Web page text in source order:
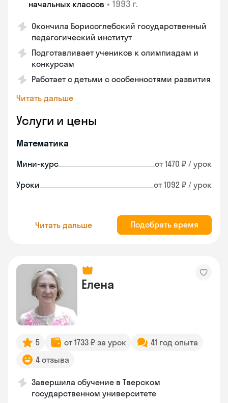
начальных классов • 1993 г.
Окончила Борисоглебский государственный
педагогический институт
Подготавливает учеников к олимпиадам и
конкурсам
Работает с детьми с особенностями развития
Читать дальше
Услуги и цены
Математика
Мини-курс от 1470 ₽ / урок
Уроки от 1092 ₽ / урок
Читать дальше Подобрать время
Елена
5 от 1733 ₽ за урок
41 год опыта
4 отзыва
Завершила обучение в Тверском
государственном университете